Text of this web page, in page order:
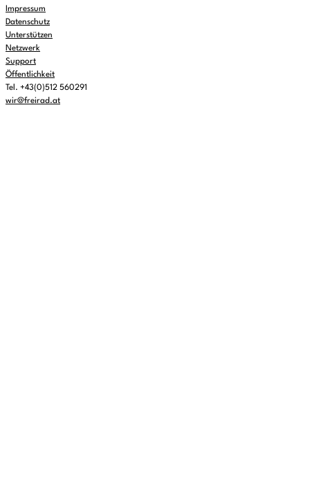
Impressum
Datenschutz
Unterstützen
Netzwerk
Support
Öffentlichkeit
Tel. +43(0)512 560291
wir@freirad.at